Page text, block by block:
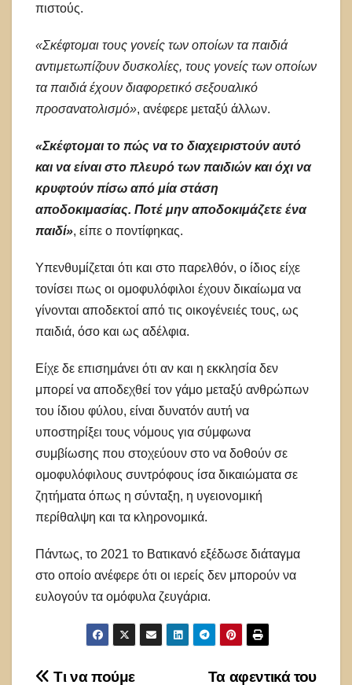
πιστούς.
«Σκέφτομαι τους γονείς των οποίων τα παιδιά
αντιμετωπίζουν δυσκολίες, τους γονείς των οποίων
τα παιδιά έχουν διαφορετικό σεξουαλικό
προσανατολισμό», ανέφερε μεταξύ άλλων.
«Σκέφτομαι το πώς να το διαχειριστούν αυτό
και να είναι στο πλευρό των παιδιών και όχι να
κρυφτούν πίσω από μία στάση
αποδοκιμασίας. Ποτέ μην αποδοκιμάζετε ένα
παιδί», είπε ο ποντίφηκας.
Υπενθυμίζεται ότι και στο παρελθόν, ο ίδιος είχε
τονίσει πως οι ομοφυλόφιλοι έχουν δικαίωμα να
γίνονται αποδεκτοί από τις οικογένειές τους, ως
παιδιά, όσο και ως αδέλφια.
Είχε δε επισημάνει ότι αν και η εκκλησία δεν
μπορεί να αποδεχθεί τον γάμο μεταξύ ανθρώπων
του ίδιου φύλου, είναι δυνατόν αυτή να
υποστηρίξει τους νόμους για σύμφωνα
συμβίωσης που στοχεύουν στο να δοθούν σε
ομοφυλόφιλους συντρόφους ίσα δικαιώματα σε
ζητήματα όπως η σύνταξη, η υγειονομική
περίθαλψη και τα κληρονομικά.
Πάντως, το 2021 το Βατικανό εξέδωσε διάταγμα
στο οποίο ανέφερε ότι οι ιερείς δεν μπορούν να
ευλογούν τα ομόφυλα ζευγάρια.
Τα αφεντικά του
Τι να πούμε